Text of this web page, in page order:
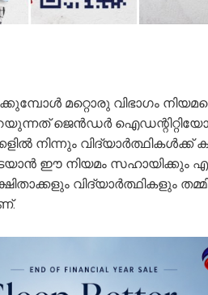
മറ്റൊരു വിഭാ​ഗം
ജെൻഡർ
നിന്നും വിദ്യാർത്ഥികൾക്ക്
ഈ നിയമം സഹായിക്കും
വിദ്യാർത്ഥികളും